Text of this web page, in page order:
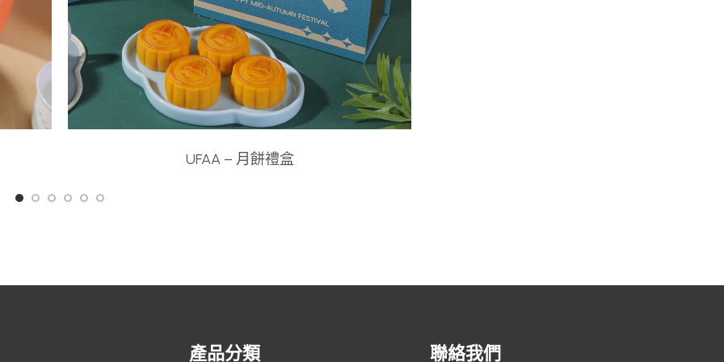
UFAA – 月餅禮盒
產品分類 聯絡我們